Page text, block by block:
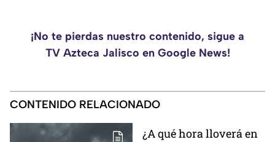
¡No te pierdas nuestro contenido, sigue a
TV Azteca Jalisco en Google News!
CONTENIDO RELACIONADO
¿A qué hora lloverá en